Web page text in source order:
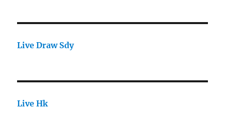
Live Draw Sdy
Live Hk